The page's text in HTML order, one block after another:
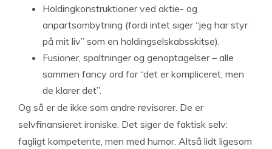
Holdingkonstruktioner ved aktie- og
anpartsombytning (fordi intet siger “jeg har styr
på mit liv” som en holdingselskabsskitse).
Fusioner, spaltninger og genoptagelser – alle
sammen fancy ord for “det er kompliceret, men
de klarer det”.
Og så er de ikke som andre revisorer. De er
selvfinansieret ironiske. Det siger de faktisk selv:
fagligt kompetente, men med humor. Altså lidt ligesom